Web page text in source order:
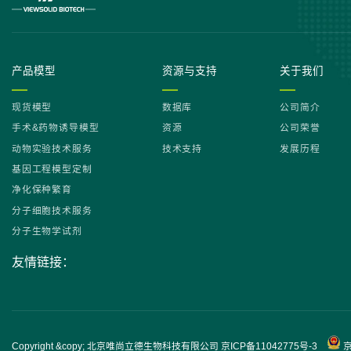
产品模型
现货模型
手术&药物诱导模型
动物实验技术服务
基因工程模型定制
净化保种繁育
分子细胞技术服务
分子生物学试剂
资源与支持
数据库
资源
技术支持
关于我们
公司简介
公司荣誉
发展历程
友情链接：
Copyright &copy; 北京唯尚立德生物科技有限公司 京ICP备11042775号-3